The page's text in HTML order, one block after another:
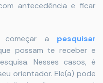
antecedência e ficar
a pesquisar
possam te receber e
Nesses casos, é
orientador. Ele(a) pode